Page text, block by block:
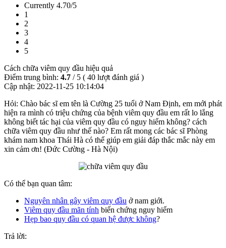
Currently 4.70/5
1
2
3
4
5
Cách chữa viêm quy đầu hiệu quả
Điểm trung bình: 4.7 / 5 ( 40 lượt đánh giá )
Cập nhật: 2022-11-25 10:14:04
Hỏi: Chào bác sĩ em tên là Cường 25 tuổi ở Nam Định, em mới phát
hiện ra mình có triệu chứng của bệnh viêm quy đầu em rất lo lắng
không biết tác hại của viêm quy đầu có nguy hiểm không? cách
chữa viêm quy đầu như thế nào? Em rất mong các bác sĩ Phòng
khám nam khoa Thái Hà có thể giúp em giải đáp thắc mắc này em
xin cảm ơn! (Đức Cường - Hà Nội)
Có thể bạn quan tâm:
Nguyên nhân gây viêm quy đầu ở nam giới.
Viêm quy đầu mãn tính biến chứng nguy hiểm
Hẹp bao quy đầu có quan hệ được không?
Trả lời: